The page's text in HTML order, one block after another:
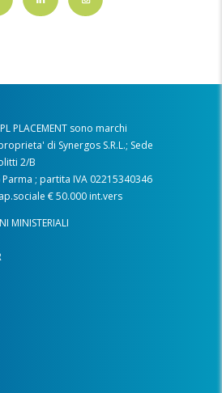
PLACEMENT sono marchi
di Synergos S.R.L.; Sede
2/B
; partita IVA 02215340346
€ 50.000 int.vers
MINISTERIALI